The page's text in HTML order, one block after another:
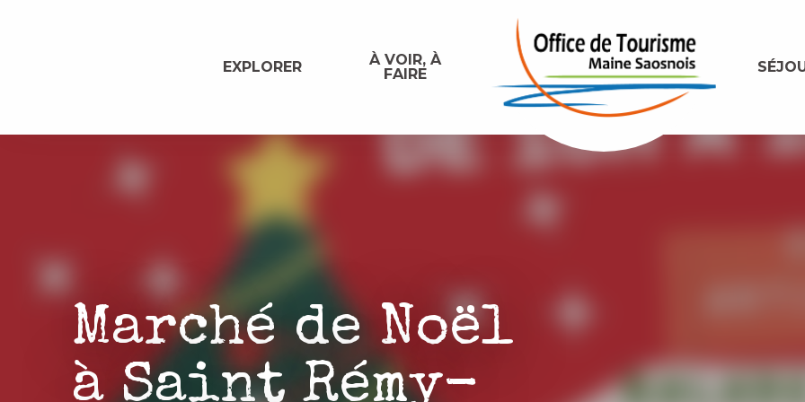
EXPLORER
À VOIR, À
FAIRE
Marché de Noël
à Saint Rémy-